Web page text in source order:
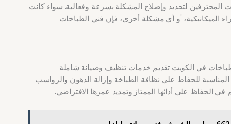
المحترفين لتحديد وإصلاح المشكلة بسرعة وفعالية. سواء كانت
الميكانيكية، أو أي مشكلة أخرى، فإن فني الطباخات
في الكويت تقديم خدمات تنظيف وصيانة شاملة
للحفاظ على نظافة الطباخة وإزالة الدهون والرواسب
الحفاظ على أدائها الممتاز وتمديد عمرها الافتراضي.